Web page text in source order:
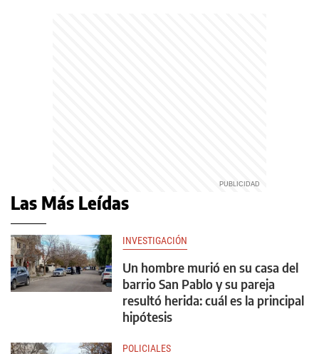
Las Más Leídas
INVESTIGACIÓN
Un hombre murió en su casa del
barrio San Pablo y su pareja
resultó herida: cuál es la principal
hipótesis
POLICIALES